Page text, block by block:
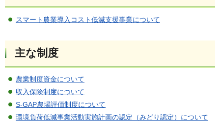
スマート農業導入コスト低減支援事業について
主な制度
農業制度資金について
収入保険制度について
S-GAP農場評価制度について
環境負荷低減事業活動実施計画の認定（みどり認定）について